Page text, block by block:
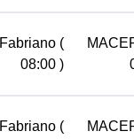
Fabriano (
08:00 )
Fabriano (